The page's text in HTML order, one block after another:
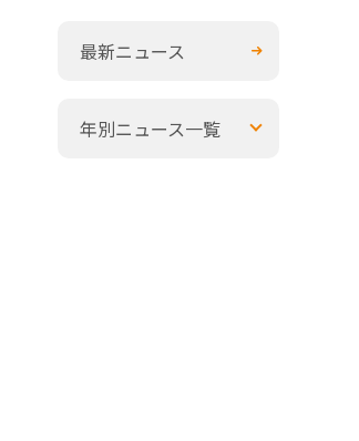
最新ニュース
年別ニュース一覧